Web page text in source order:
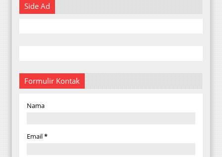
Side Ad
Formulir Kontak
Nama
Email*